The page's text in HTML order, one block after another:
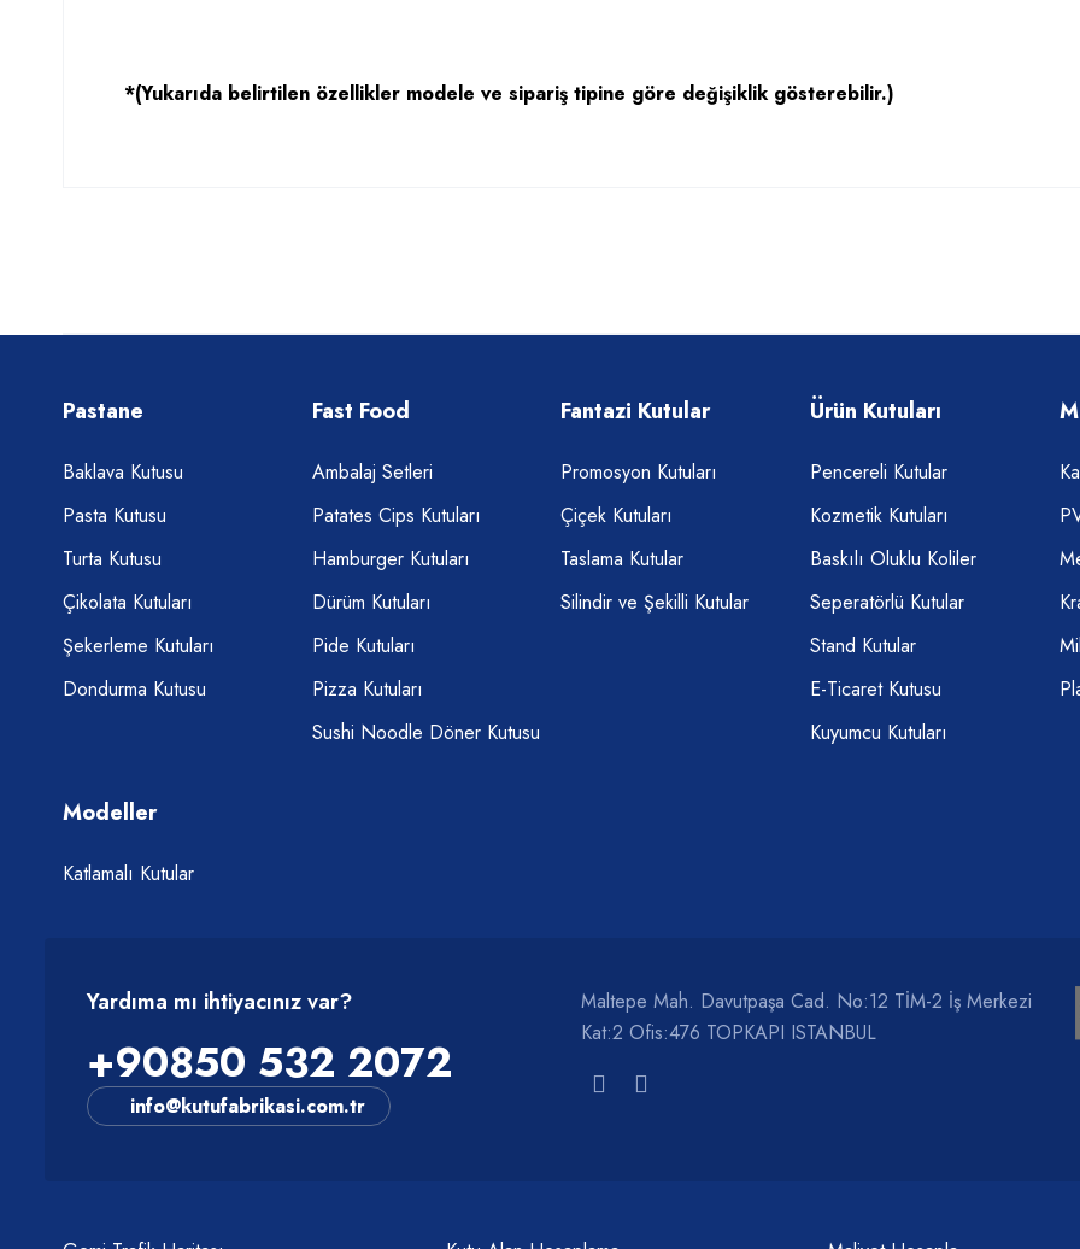
*(Yukarıda belirtilen özellikler modele ve sipariş tipine göre değişiklik gösterebilir.)
Pastane
Baklava Kutusu
Pasta Kutusu
Turta Kutusu
Çikolata Kutuları
Şekerleme Kutuları
Dondurma Kutusu
Fast Food
Ambalaj Setleri
Patates Cips Kutuları
Hamburger Kutuları
Dürüm Kutuları
Pide Kutuları
Pizza Kutuları
Sushi Noodle Döner Kutusu
Fantazi Kutular
Promosyon Kutuları
Çiçek Kutuları
Taslama Kutular
Silindir ve Şekilli Kutular
Ürün Kutuları
Pencereli Kutular
Kozmetik Kutuları
Baskılı Oluklu Koliler
Seperatörlü Kutular
Stand Kutular
E-Ticaret Kutusu
Kuyumcu Kutuları
Modeller
Katlamalı Kutular
Yardıma mı ihtiyacınız var?
+90850 532 2072
info@kutufabrikasi.com.tr
Maltepe Mah. Davutpaşa Cad. No:12 TİM-2 İş Merkezi
Kat:2 Ofis:476 TOPKAPI ISTANBUL